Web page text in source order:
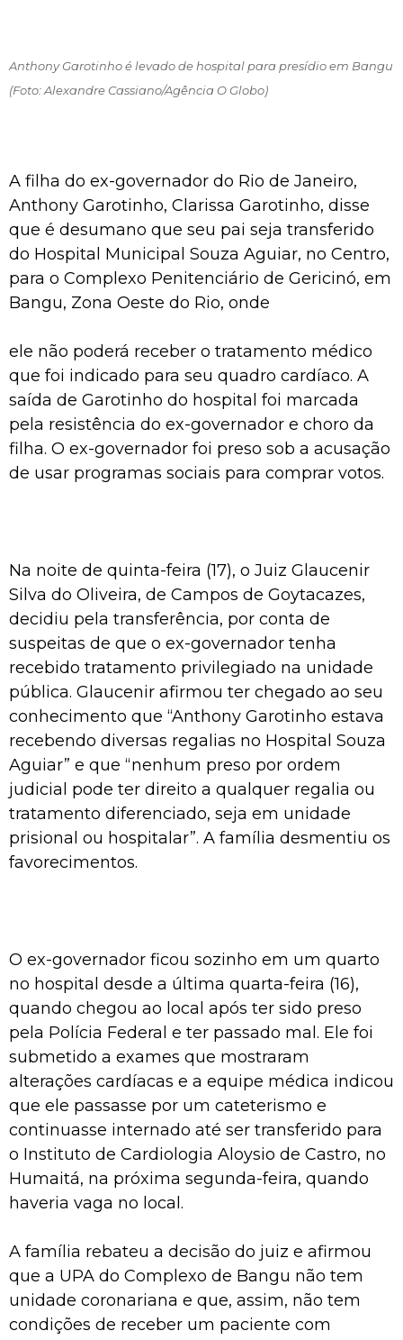
Anthony Garotinho é levado de hospital para presídio em Bangu
(Foto: Alexandre Cassiano/Agência O Globo)
A filha do ex-governador do Rio de Janeiro,
Anthony Garotinho, Clarissa Garotinho, disse
que é desumano que seu pai seja transferido
do Hospital Municipal Souza Aguiar, no Centro,
para o Complexo Penitenciário de Gericinó, em
Bangu, Zona Oeste do Rio, onde
ele não poderá receber o tratamento médico
que foi indicado para seu quadro cardíaco. A
saída de Garotinho do hospital foi marcada
pela resistência do ex-governador e choro da
filha. O ex-governador foi preso sob a acusação
de usar programas sociais para comprar votos.
Na noite de quinta-feira (17), o Juiz Glaucenir
Silva do Oliveira, de Campos de Goytacazes,
decidiu pela transferência, por conta de
suspeitas de que o ex-governador tenha
recebido tratamento privilegiado na unidade
pública. Glaucenir afirmou ter chegado ao seu
conhecimento que “Anthony Garotinho estava
recebendo diversas regalias no Hospital Souza
Aguiar” e que “nenhum preso por ordem
judicial pode ter direito a qualquer regalia ou
tratamento diferenciado, seja em unidade
prisional ou hospitalar”. A família desmentiu os
favorecimentos.
O ex-governador ficou sozinho em um quarto
no hospital desde a última quarta-feira (16),
quando chegou ao local após ter sido preso
pela Polícia Federal e ter passado mal. Ele foi
submetido a exames que mostraram
alterações cardíacas e a equipe médica indicou
que ele passasse por um cateterismo e
continuasse internado até ser transferido para
o Instituto de Cardiologia Aloysio de Castro, no
Humaitá, na próxima segunda-feira, quando
haveria vaga no local.
A família rebateu a decisão do juiz e afirmou
que a UPA do Complexo de Bangu não tem
unidade coronariana e que, assim, não tem
condições de receber um paciente com